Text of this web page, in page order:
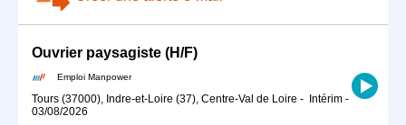
Ouvrier paysagiste (H/F)
Emploi Manpower
Tours (37000), Indre-et-Loire (37), Centre-Val de Loire - Intérim -
03/08/2026